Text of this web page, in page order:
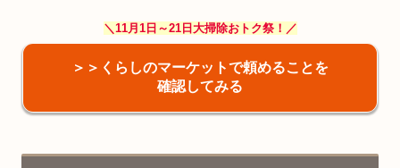
＼11月1日～21日大掃除おトク祭！／
＞＞くらしのマーケットで頼めることを
確認してみる